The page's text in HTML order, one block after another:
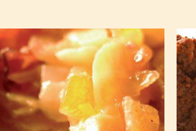
巧
克
力
和
榛
果
布